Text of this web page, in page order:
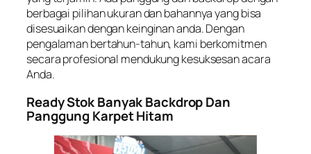
berbagai pilihan ukuran dan bahannya yang bisa
disesuaikan dengan keinginan anda. Dengan
pengalaman bertahun-tahun, kami berkomitmen
secara profesional mendukung kesuksesan acara
Anda.
Ready Stok Banyak Backdrop Dan
Panggung Karpet Hitam